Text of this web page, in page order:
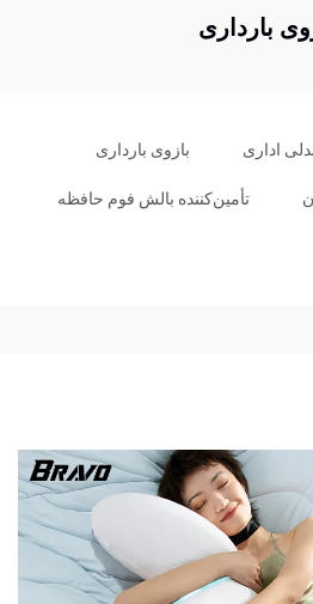
بارداری
اداری بازوی بارداری
تأمین‌کننده بالش فوم حافظه